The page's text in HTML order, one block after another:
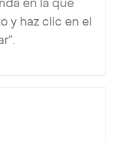
en la que
y haz clic en el